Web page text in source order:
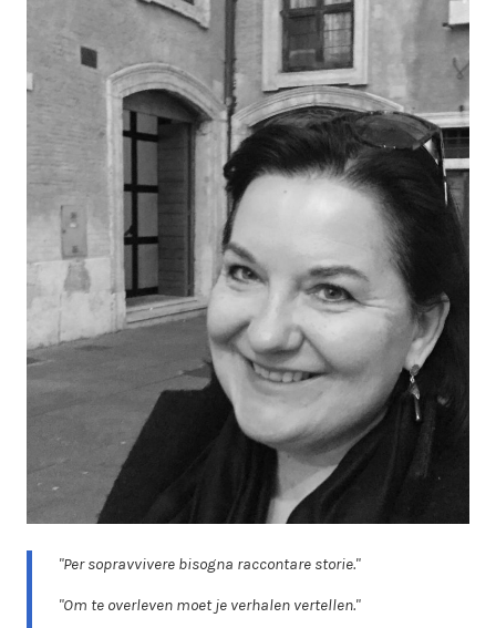
"Per sopravvivere bisogna raccontare storie."
"Om te overleven moet je verhalen vertellen."